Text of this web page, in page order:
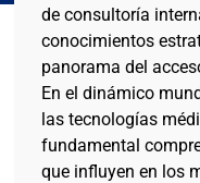
de consultoría
conocimientos
panorama del
En el dinámico
las tecnologías
fundamental
que influyen en los